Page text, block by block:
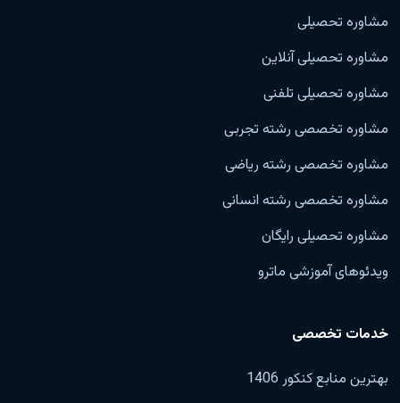
مشاوره تحصیلی
مشاوره تحصیلی آنلاین
مشاوره تحصیلی تلفنی
مشاوره تخصصی رشته تجربی
مشاوره تخصصی رشته ریاضی
مشاوره تخصصی رشته انسانی
مشاوره تحصیلی رایگان
ویدئوهای آموزشی ماترو
خدمات تخصصی
بهترین منابع کنکور 1406